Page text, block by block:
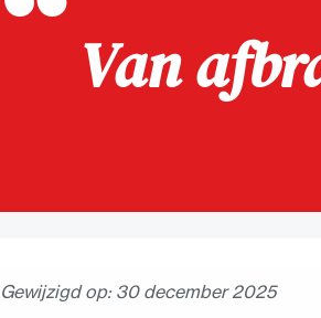
Van
Gewijzigd op: 30 december 2025